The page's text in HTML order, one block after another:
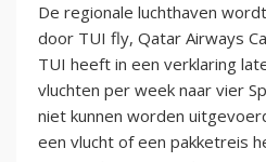
De regionale luchthaven
door TUI fly, Qatar Airways
TUI heeft in een verklaring
vluchten per week naar vier
niet kunnen worden
een vlucht of een pakketreis